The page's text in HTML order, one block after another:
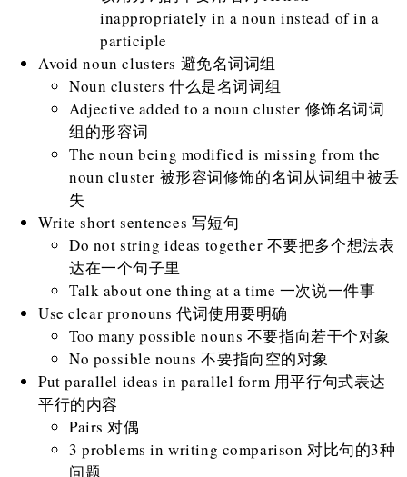
inappropriately in a noun instead of in a
participle
Avoid noun clusters 避免名词词组
Noun clusters 什么是名词词组
Adjective added to a noun cluster 修饰名词词
组的形容词
The noun being modified is missing from the
noun cluster 被形容词修饰的名词从词组中被丢
失
Write short sentences 写短句
Do not string ideas together 不要把多个想法表
达在一个句子里
Talk about one thing at a time 一次说一件事
Use clear pronouns 代词使用要明确
Too many possible nouns 不要指向若干个对象
No possible nouns 不要指向空的对象
Put parallel ideas in parallel form 用平行句式表达
平行的内容
Pairs 对偶
3 problems in writing comparison 对比句的3种
问题